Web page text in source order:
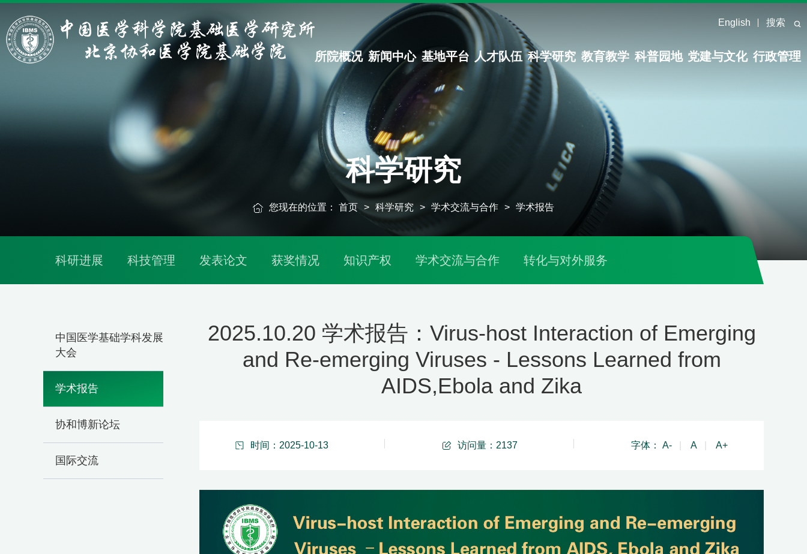
English 搜索
所院概况 新闻中心 基地平台 人才队伍 科学研究 教育教学 科普园地 党建与文化 行政管理
科学研究
您现在的位置： 首页 > 科学研究 > 学术交流与合作 > 学术报告
科研进展 科技管理 发表论文 获奖情况 知识产权 学术交流与合作 转化与对外服务
中国医学基础学科发展
大会
学术报告
协和博新论坛
国际交流
2025.10.20 学术报告：Virus-host Interaction of Emerging
and Re-emerging Viruses - Lessons Learned from
AIDS,Ebola and Zika
时间：2025-10-13 访问量： 2137 字体： A- A A+